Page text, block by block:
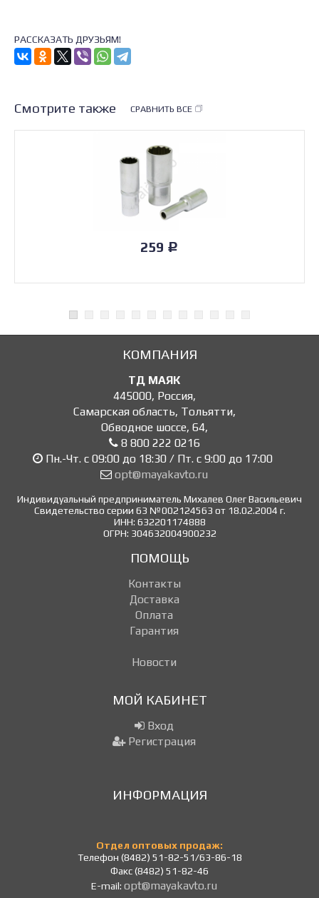
РАССКАЗАТЬ ДРУЗЬЯМ!
Смотрите также СРАВНИТЬ ВСЕ
259 Р
КОМПАНИЯ
ТД МАЯК
445000, Россия,
Самарская область, Тольятти,
Обводное шоссе, 64,
8 800 222 0216
Пн.-Чт. с 09:00 до 18:30 / Пт. с 9:00 до 17:00
opt@mayakavto.ru
Индивидуальный предприниматель Михалев Олег Васильевич
Свидетельство серии 63 №002124563 от 18.02.2004 г.
ИНН: 632201174888
ОГРН: 304632004900232
ПОМОЩЬ
Контакты
Доставка
Оплата
Гарантия
Новости
МОЙ КАБИНЕТ
Вход
Регистрация
ИНФОРМАЦИЯ
Отдел оптовых продаж:
Телефон (8482) 51-82-51/63-86-18
Факс (8482) 51-82-46
E-mail: opt@mayakavto.ru